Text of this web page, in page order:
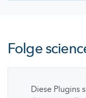
Folge
Diese Plugins